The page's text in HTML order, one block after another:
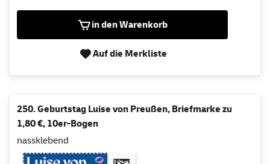
in den Warenkorb
Auf die Merkliste
250. Geburtstag Luise von Preußen, Briefmarke zu
1,80 €, 10er-Bogen
nassklebend